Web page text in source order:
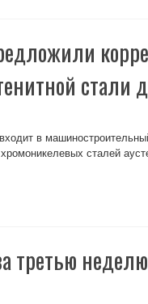
стали
в
сталей
третью